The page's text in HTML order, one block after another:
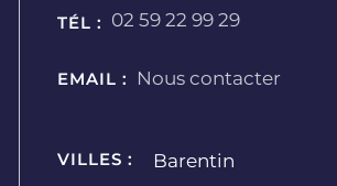
TÉL : 02 59 22 99 29
EMAIL : Nous contacter
VILLES :
Barentin